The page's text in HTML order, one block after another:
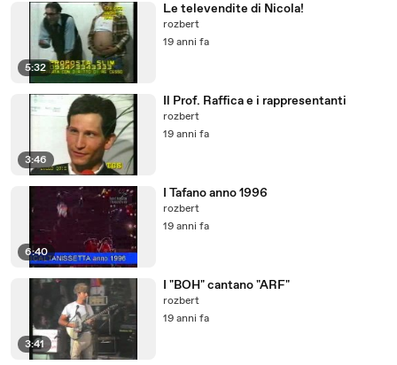
5:32
Le televendite di Nicola!
rozbert
19 anni fa
3:46
Il Prof. Raffica e i rappresentanti
rozbert
19 anni fa
6:40
I Tafano anno 1996
rozbert
19 anni fa
3:41
I "BOH" cantano "ARF"
rozbert
19 anni fa